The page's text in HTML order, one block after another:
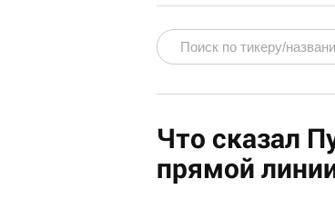
Что сказал
прямой